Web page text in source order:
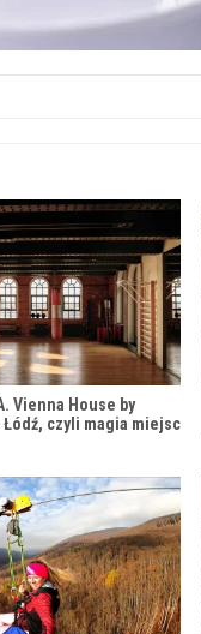
Vienna House by
Łódź, czyli magia miejsc